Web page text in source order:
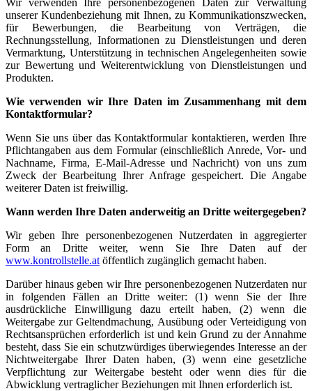
Wir verwenden Ihre personenbezogenen Daten zur Verwaltung
unserer Kundenbeziehung mit Ihnen, zu Kommunikationszwecken,
für Bewerbungen, die Bearbeitung von Verträgen, die
Rechnungsstellung, Informationen zu Dienstleistungen und deren
Vermarktung, Unterstützung in technischen Angelegenheiten sowie
zur Bewertung und Weiterentwicklung von Dienstleistungen und
Produkten.
Wie verwenden wir Ihre Daten im Zusammenhang mit dem
Kontaktformular?
Wenn Sie uns über das Kontaktformular kontaktieren, werden Ihre
Pflichtangaben aus dem Formular (einschließlich Anrede, Vor- und
Nachname, Firma, E-Mail-Adresse und Nachricht) von uns zum
Zweck der Bearbeitung Ihrer Anfrage gespeichert. Die Angabe
weiterer Daten ist freiwillig.
Wann werden Ihre Daten anderweitig an Dritte weitergegeben?
Wir geben Ihre personenbezogenen Nutzerdaten in aggregierter
Form an Dritte weiter, wenn Sie Ihre Daten auf der
www.kontrollstelle.at öffentlich zugänglich gemacht haben.
Darüber hinaus geben wir Ihre personenbezogenen Nutzerdaten nur
in folgenden Fällen an Dritte weiter: (1) wenn Sie der Ihre
ausdrückliche Einwilligung dazu erteilt haben, (2) wenn die
Weitergabe zur Geltendmachung, Ausübung oder Verteidigung von
Rechtsansprüchen erforderlich ist und kein Grund zu der Annahme
besteht, dass Sie ein schutzwürdiges überwiegendes Interesse an der
Nichtweitergabe Ihrer Daten haben, (3) wenn eine gesetzliche
Verpflichtung zur Weitergabe besteht oder wenn dies für die
Abwicklung vertraglicher Beziehungen mit Ihnen erforderlich ist.